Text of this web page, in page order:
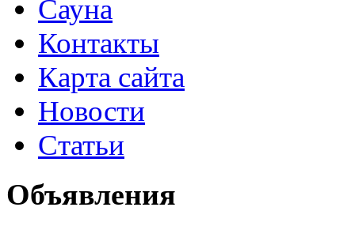
Сауна
Контакты
Карта сайта
Новости
Статьи
Объявления